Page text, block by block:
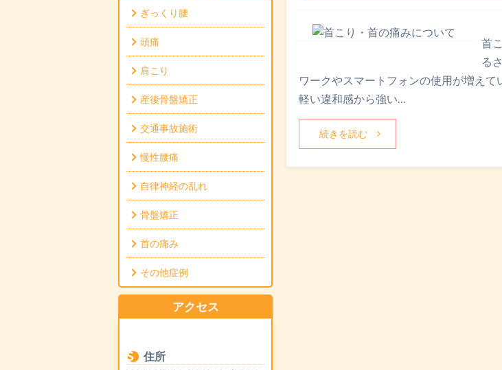
首
る
ワークやスマートフォンの使用が増えて
軽い違和感から強い…
続きを読む
ぎっくり腰
頭痛
肩こり
産後骨盤矯正
交通事故施術
慢性腰痛
自律神経の乱れ
骨盤矯正
首の痛み
その他症例
アクセス
住所